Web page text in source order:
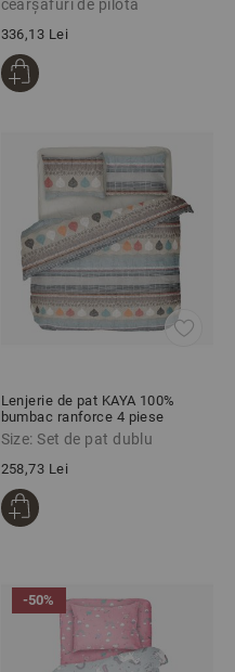
cearșafuri de pilotă
336,13 Lei
Lenjerie de pat KAYA 100%
bumbac ranforce 4 piese
Size: Set de pat dublu
258,73 Lei
-50%